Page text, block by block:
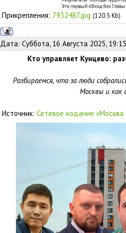
Прикрепления: 7932487.jpg (120.5 Kb)
Дата: Суббота, 16 Августа 2025,
Кто управляет Кунцево:
Разбираемся, что за люди
Москвы и как
Источник: Сетевое издание «Москва